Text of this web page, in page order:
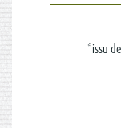
*issu